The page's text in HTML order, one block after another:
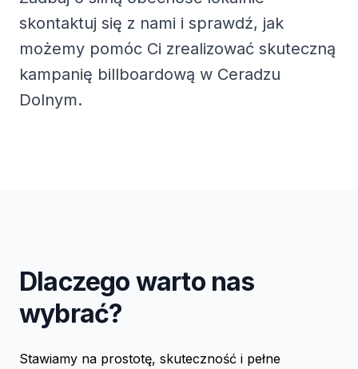
skontaktuj się z nami i sprawdź, jak
możemy pomóc Ci zrealizować skuteczną
kampanię billboardową w Ceradzu
Dolnym.
Dlaczego warto nas
wybrać?
Stawiamy na prostotę, skuteczność i pełne